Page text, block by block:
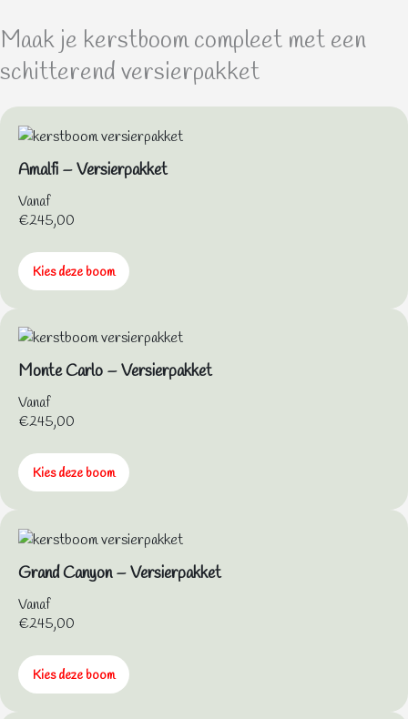
Maak je kerstboom compleet met een
schitterend versierpakket
Amalfi – Versierpakket
Vanaf
€245,00
Kies deze boom
Monte Carlo – Versierpakket
Vanaf
€245,00
Kies deze boom
Grand Canyon – Versierpakket
Vanaf
€245,00
Kies deze boom